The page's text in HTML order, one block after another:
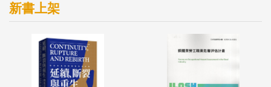
新書上架